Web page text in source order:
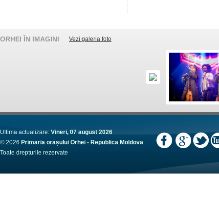
ORHEI ÎN IMAGINI Vezi galeria foto
Ultima actualizare: Vineri, 07 august 2026
© 2026 Primaria orașului Orhei - Republica Moldova
Toate drepturile rezervate